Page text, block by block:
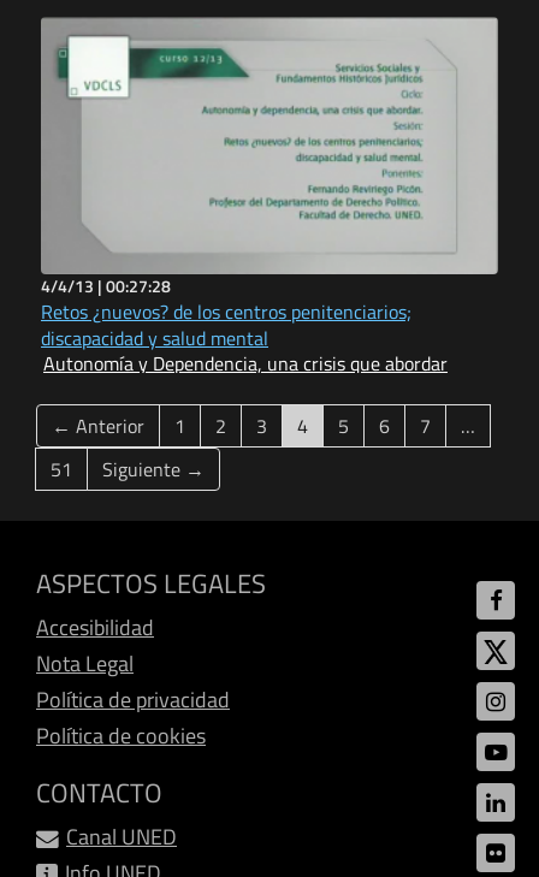
4/4/13 |00:27:28
Retos ¿nuevos? de los centros penitenciarios;
discapacidad y salud mental
Autonomía y Dependencia, una crisis que abordar
← Anterior 1 2 3 4(current)
5 6 7
…
51
Siguiente →
ASPECTOS LEGALES
Accesibilidad
Nota Legal
Política de privacidad
Política de cookies
CONTACTO
Canal UNED